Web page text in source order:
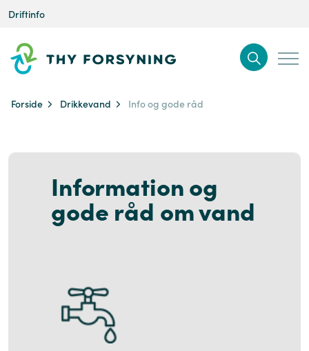
Driftinfo
Forside Drikkevand Info og gode råd
Information og
gode råd om vand